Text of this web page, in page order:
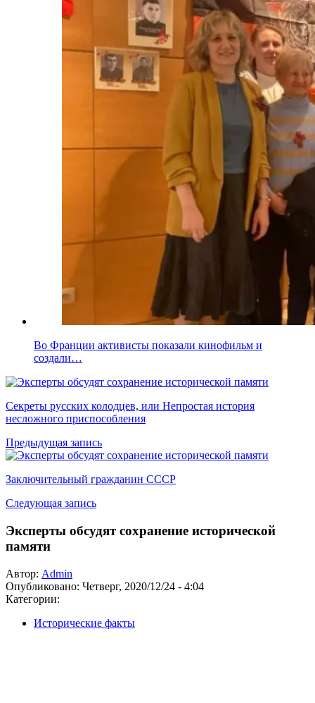
Во Франции активисты показали кинофильм и
создали…
Секреты русских колодцев, или Непростая история
несложного приспособления
Предыдущая запись
Заключительный гражданин СССР
Следующая запись
Эксперты обсудят сохранение исторической
памяти
Автор: Admin
Опубликовано: Четверг, 2020/12/24 - 4:04
Категории:
Исторические факты